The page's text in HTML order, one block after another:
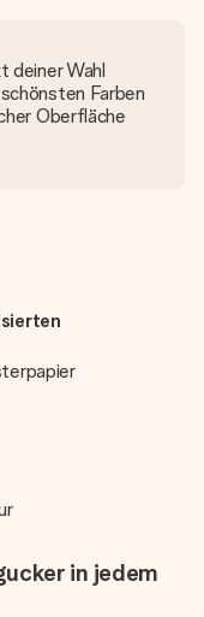
deiner Wahl
Farben
Oberfläche
in jedem